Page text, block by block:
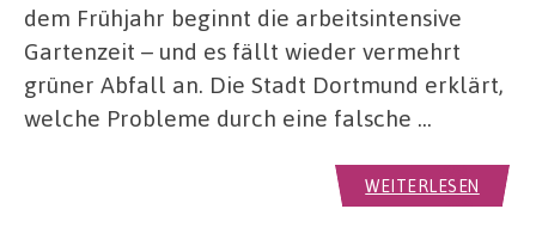
dem Frühjahr beginnt die arbeitsintensive
Gartenzeit – und es fällt wieder vermehrt
grüner Abfall an. Die Stadt Dortmund erklärt,
welche Probleme durch eine falsche …
WEITERLESEN